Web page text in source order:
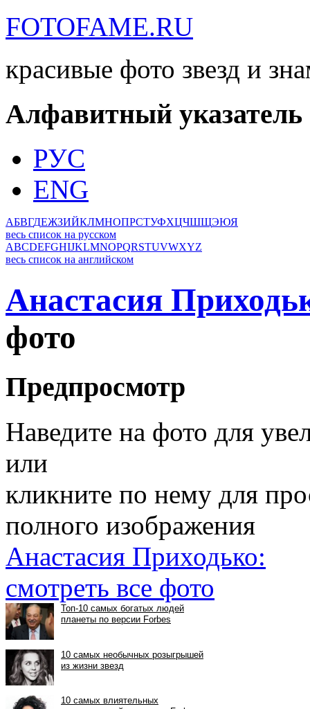
FOTOFAME.RU
красивые фото звезд и
Алфавитный указатель
РУС
ENG
АБВГДЕЖЗИЙКЛМНОПРСТУФХЦЧШЩЭЮЯ
весь список на русском
ABCDEFGHIJKLMNOPQRSTUVWXYZ
весь список на английском
Анастасия
фото
Предпросмотр
Наведите на фото для
или
кликните по нему для
полного изображения
Анастасия Приходько:
смотреть все фото